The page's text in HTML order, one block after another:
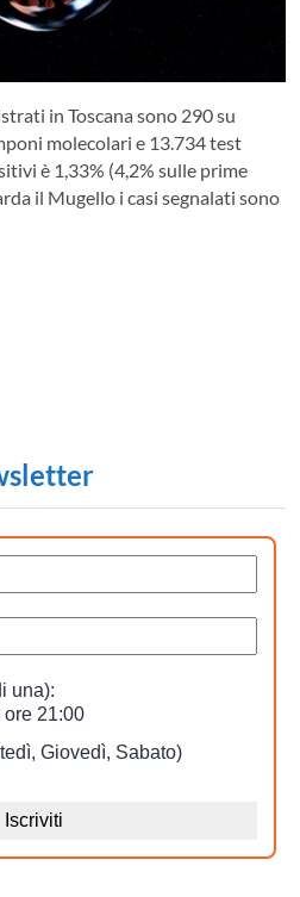
in Toscana sono 290 su
molecolari e 13.734 test
è 1,33% (4,2% sulle prime
il Mugello i casi segnalati sono